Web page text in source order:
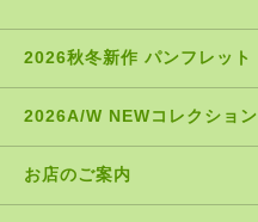
2026秋冬新作 パンフレット
2026A/W NEWコレクション
お店のご案内